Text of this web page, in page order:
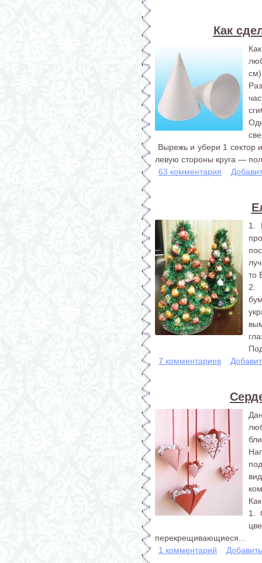
Как
Вырежь и убери 1 сектор
левую стороны круга —
63 комментария
1.
то
2.
7 комментариев
1.
перекрещивающиеся...
1 комментарий